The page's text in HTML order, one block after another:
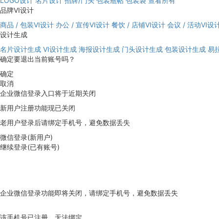
品牌VI设计
商品 / 包装VI设计 办公 / 宣传VI设计 餐饮 / 店铺VI设计 会议 / 活动VI设
设计生成
名片设计生成 VI设计生成 海报设计生成 门头设计生成 包装设计生成 易
确定要退出当前账号吗？
确定
取消
企业微信登录入口将于近期关闭
新用户注册功能现已关闭
老用户登录后请绑定手机号，避免数据丢失
微信登录(新用户)
继续登录(已有账号)
企业微信登录功能即将关闭，请绑定手机号，避免数据丢失